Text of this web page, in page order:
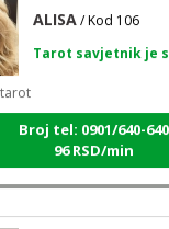
ALISA / Kod 106
Tarot savjetnik je
tarot
Broj tel: 0901/640-640
96 RSD/min